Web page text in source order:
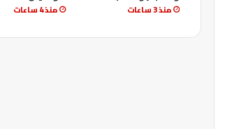
منذ 3 ساعات منذ 4 ساعات